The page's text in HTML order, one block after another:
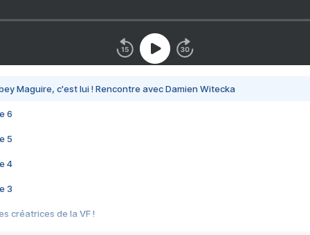
Maguire, c'est lui ! Rencontre avec Damien Witecka
6
5
4
3
créatrices de la VF !